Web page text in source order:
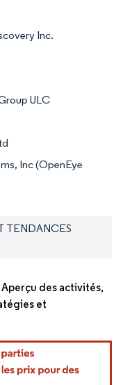
Inc.
ULC
Inc (OpenEye
TENDANCES
des activités,
et